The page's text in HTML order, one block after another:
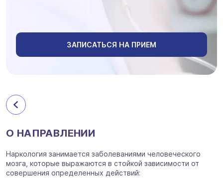
ЗАПИСАТЬСЯ НА ПРИЕМ
О НАПРАВЛЕНИИ
Наркология занимается заболеваниями человеческого
мозга, которые выражаются в стойкой зависимости от
совершения определенных действий: